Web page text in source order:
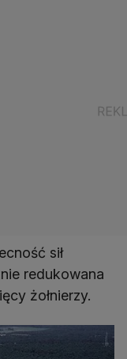
sił
redukowana
żołnierzy.